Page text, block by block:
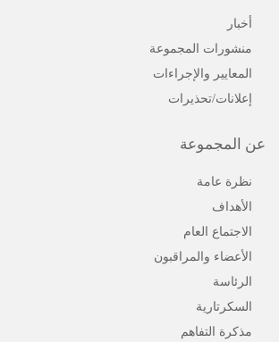
أخبار
منشورات المجموعة
المعايير والإجراءات
إعلانات/تحذيرات
عن المجموعة
نظرة عامة
الأهداف
الاجتماع العام
الأعضاء والمراقبون
الرئاسة
السكرتارية
مذكرة التفاهم